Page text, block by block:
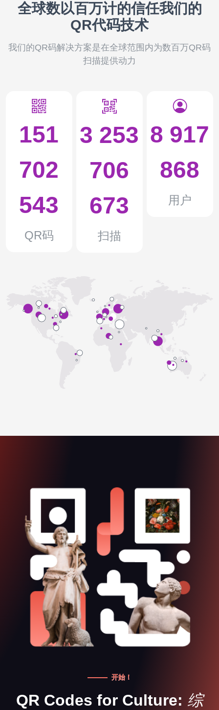
全球数以百万计的信任我们的
QR代码技术
我们的QR码解决方案是在全球范围内为数百万QR码
扫描提供动力
151
702
543
QR码
3 253
706
673
扫描
8 917
868
用户
开始！
QR Codes for Culture: 综